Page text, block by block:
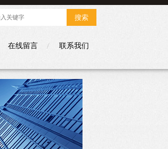
在线留言 联系我们